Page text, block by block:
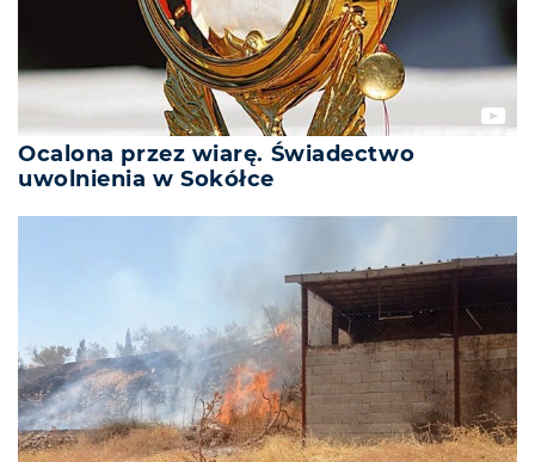
Ocalona przez wiarę. Świadectwo
uwolnienia w Sokółce